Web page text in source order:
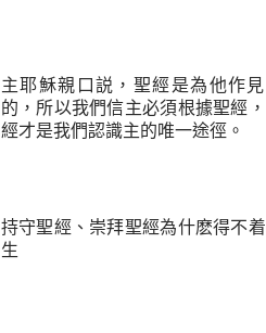
主耶穌親口説，聖經是為他作
的，所以我們信主必須根據聖經
經才是我們認識主的唯一途徑。
持守聖經、崇拜聖經為什麽得不
生